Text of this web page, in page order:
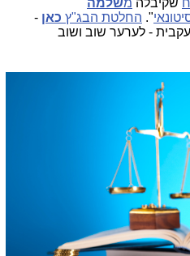
שקיבלה משלמה
". החלטת הבג"ץ כאן -
- לערער שוב ושוב